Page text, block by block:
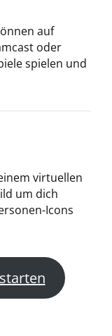
auf
oder
spielen und
virtuellen
um dich
Icons